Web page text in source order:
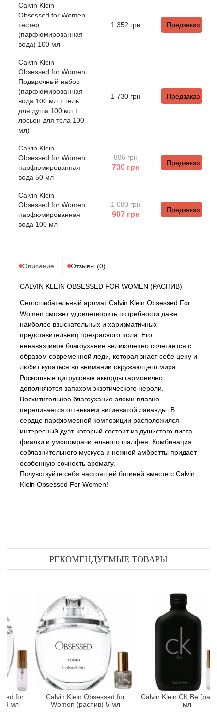
Calvin Klein
Obsessed for Women
тестер
(парфюмированная
вода) 100 мл
1 352 грн Предзаказ
Calvin Klein
Obsessed for Women
Подарочный набор
(парфюмированная
вода 100 мл + гель
для душа 100 мл +
лосьон для тела 100
мл)
1 730 грн Предзаказ
Calvin Klein
Obsessed for Women
парфюмированная
вода 50 мл
886 грн
730 грн
Предзаказ
Calvin Klein
Obsessed for Women
парфюмированная
вода 100 мл
1 080 грн
907 грн
Предзаказ
Описание Отзывы (0)
CALVIN KLEIN OBSESSED FOR WOMEN (РАСПИВ)
Сногсшибательный аромат Calvin Klein Obsessed For
Women сможет удовлетворить потребности даже
наиболее взыскательных и харизматичных
представительниц прекрасного пола. Его
ненавязчивое благоухание великолепно сочетается с
образом современной леди, которая знает себе цену и
любит купаться во внимании окружающего мира.
Роскошные цитрусовые аккорды гармонично
дополняются запахом экзотического нероли.
Восхитительное благоухание элеми плавно
переливается оттенками витиеватой лаванды. В
сердце парфюмерной композиции расположился
интересный дуэт, который состоит из душистого листа
фиалки и умопомрачительного шалфея. Комбинация
соблазнительного мускуса и нежной амбретты придает
особенную сочность аромату.
Почувствуйте себя настоящей богиней вместе с Calvin
Klein Obsessed For Women!
РЕКОМЕНДУЕМЫЕ ТОВАРЫ
Calvin Klein Obsessed for
Women (распив) 5 мл
Calvin Klein CK Be (распив) 3
Antonio Banderas
Antonio Puig
Antonio Visconti
Aquolina
Arabesque Perfumes
Arabiyat
Aramis
Ariana Grande
Armaf
Arte Profumi
ArteOlfatto
Asabi
Asgharali
Atelier Cologne
Atelier Flou
Athena's
Atkinsons
Axis
Baldessarini
Baldinini
Balenciaga
Balmain